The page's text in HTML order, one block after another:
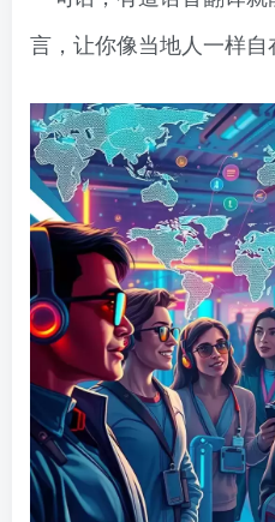
言，让你像当地人一样自